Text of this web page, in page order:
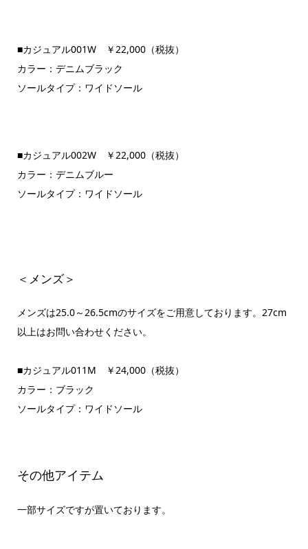
■カジュアル001W ￥22,000（税抜）
カラー：デニムブラック
ソールタイプ：ワイドソール
■カジュアル002W ￥22,000（税抜）
カラー：デニムブルー
ソールタイプ：ワイドソール
＜メンズ＞
メンズは25.0～26.5cmのサイズをご用意しております。27cm
以上はお問い合わせください。
■カジュアル011M ￥24,000（税抜）
カラー：ブラック
ソールタイプ：ワイドソール
その他アイテム
一部サイズですが置いております。